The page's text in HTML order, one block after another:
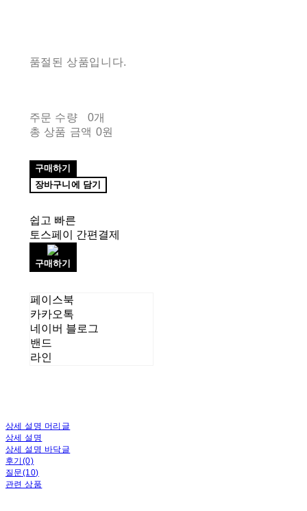
품절된 상품입니다.
주문 수량
0개
총 상품 금액 0원
구매하기
장바구니에 담기
쉽고 빠른
토스페이 간편결제
구매하기
페이스북
카카오톡
네이버 블로그
밴드
라인
상세 설명 머리글
상세 설명
상세 설명 바닥글
후기(0)
질문(10)
관련 상품